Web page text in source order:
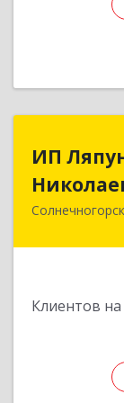
ИП
Солнечногорск
Клиентов